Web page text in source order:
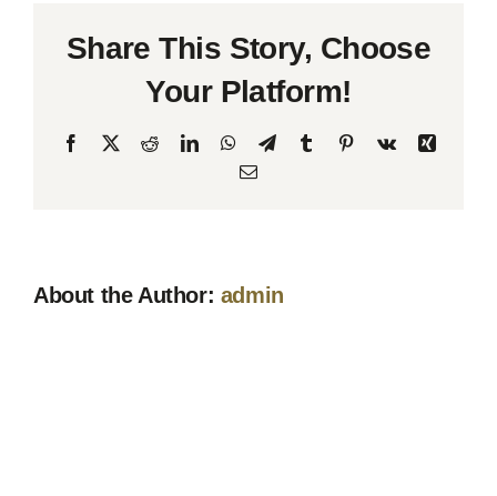
Share This Story, Choose
Your Platform!
Facebook
X RedditLinkedInWhatsApp
TelegramTumblrPinterestVk
Xing
Email
About the Author: admin